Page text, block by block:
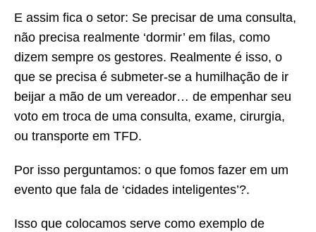
E assim fica o setor: Se precisar de uma consulta,
não precisa realmente ‘dormir’ em filas, como
dizem sempre os gestores. Realmente é isso, o
que se precisa é submeter-se a humilhação de ir
beijar a mão de um vereador… de empenhar seu
voto em troca de uma consulta, exame, cirurgia,
ou transporte em TFD.
Por isso perguntamos: o que fomos fazer em um
evento que fala de ‘cidades inteligentes’?.
Isso que colocamos serve como exemplo de